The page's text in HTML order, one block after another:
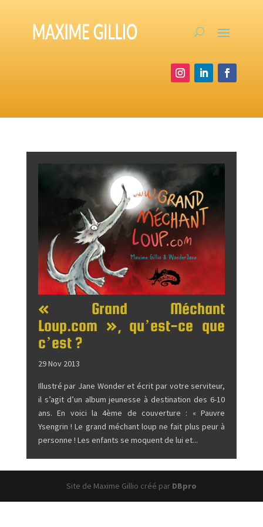
« Grand Méchant
Loup.com », qu’est-ce que
c’est ?
29 Nov 2013
Illustré par Jane Wonder et écrit par votre serviteur,
il s’agit d’un album jeunesse à destination des 6-10
ans. En voici la 4ème de couverture : « Pauvre
Ysengrin ! Le grand méchant loup ne fait plus peur à
personne ! Les enfants se moquent de lui et...
Site de Maxime Gillio créé par DBpro